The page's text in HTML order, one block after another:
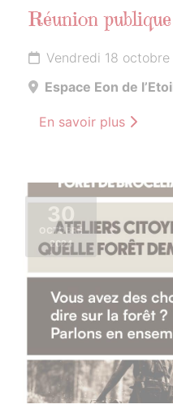
Réunion publique
Vendredi 18
Espace Eon de
En savoir plus
30
OCTOBRE
2024